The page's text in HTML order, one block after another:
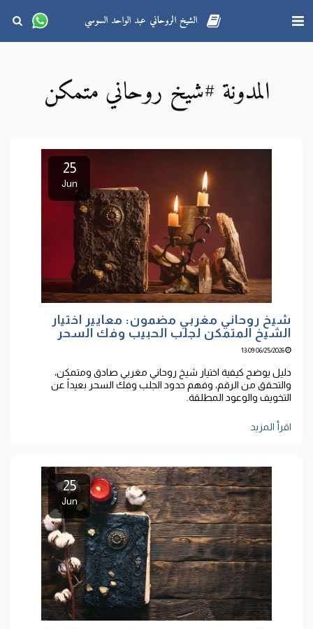
الشيخ الروحاني عبد الواحد السوسي
المدونة #شيخ روحاني متمكن
25
Jun
شيخ روحاني مغربي مضمون: معايير اختيار
الشيخ المتمكن لجلب الحبيب وفك السحر
06/25/2026 13:09
دليل يوضح كيفية اختيار شيخ روحاني مغربي صادق ومتمكن،
والتحقق من الرقم، وفهم حدود الجلب وفك السحر بعيداً عن
التخويف والوعود المطلقة.
اقرأ المزيد
25
Jun